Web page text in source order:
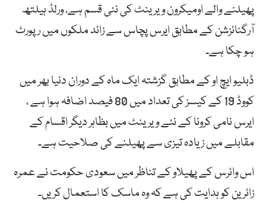
پھیلنے والے اومیکرون ویرینٹ کی نئی قسم ہے، ورلڈ ہیلتھ
آرگنائزشن کے مطابق ایرس پچاس سے زائد ملکوں میں رپورٹ
ہو چکا ہے۔
ڈبلیو ایچ او کے مطابق گزشتہ ایک ماہ کے دوران دنیا بھر میں
کووڈ 19 کے کیسز کی تعداد میں 80 فیصد اضافہ ہوا ہے ،
ایرس نامی کرونا کے نئے ویرینٹ میں بظاہر دیگر اقسام کے
مقابلے میں زیادہ تیزی سے پھیلنے کی صلاحیت ہے۔
اس وائرس کے پھیلاو کے تناظر میں سعودی حکومت نے عمرہ
زائرین کو ہدایت کی ہے کہ وہ ماسک کا استعمال کریں۔